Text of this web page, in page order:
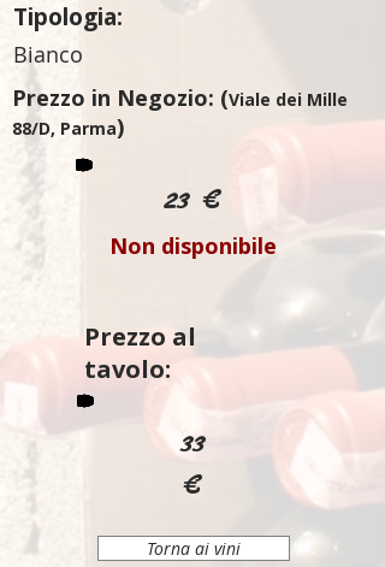
Tipologia:
Bianco
Prezzo in Negozio: (Viale dei Mille
88/D, Parma)
23 €
Non disponibile
Prezzo al
tavolo:
33
€
Torna ai vini